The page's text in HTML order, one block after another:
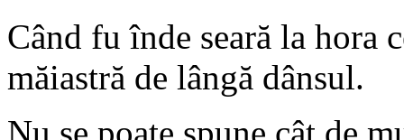
Când fu înde seară la hora
măiastră de lângă dânsul.
Nu se poate spune cât de